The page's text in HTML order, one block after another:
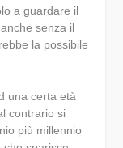
a guardare il
senza il
la possibile
una certa età
contrario si
più millennio